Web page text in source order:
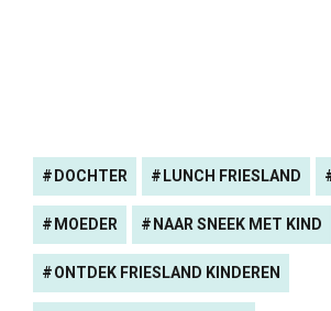
DOCHTER LUNCH FRIESLAND
MOEDER NAAR SNEEK MET KIND
ONTDEK FRIESLAND KINDEREN